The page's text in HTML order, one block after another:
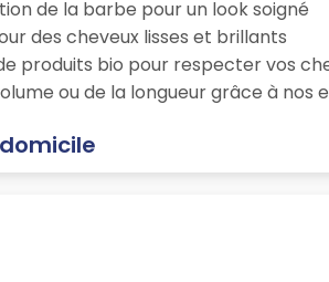
de la barbe pour un look soigné
des cheveux lisses et brillants
produits bio pour respecter vos
ou de la longueur grâce à nos